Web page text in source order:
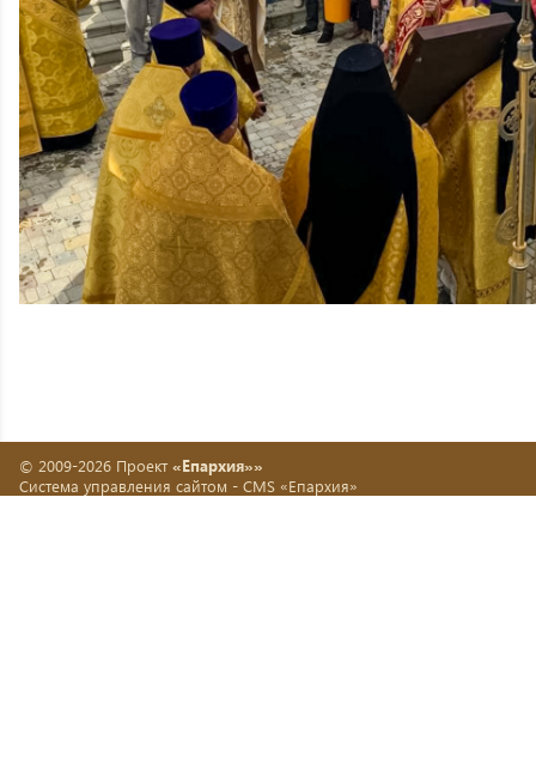
© 2009-2026 Проект «Епархия»»
Система управления сайтом - CMS «Епархия»